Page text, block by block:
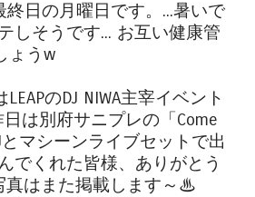
終日の月曜日です。...暑いで
しそうです... お互い健康管
ょうw
のDJ NIWA主宰イベント
日は別府サニプレの「Come
とマシーンライブセットで出
でくれた皆様、ありがとう
真はまた掲載します～♨